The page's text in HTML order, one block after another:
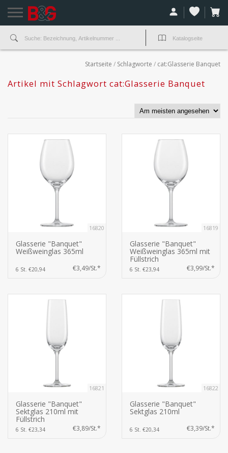
Startseite / Schlagworte / cat:Glasserie Banquet
Artikel mit Schlagwort cat:Glasserie Banquet
16820
Glasserie "Banquet"
Weißweinglas 365ml
6 St. €20,94 €3,49/St.*
16819
Glasserie "Banquet"
Weißweinglas 365ml mit
Füllstrich
6 St. €23,94 €3,99/St.*
16821
Glasserie "Banquet"
Sektglas 210ml mit
Füllstrich
6 St. €23,34 €3,89/St.*
16822
Glasserie "Banquet"
Sektglas 210ml
6 St. €20,34 €3,39/St.*